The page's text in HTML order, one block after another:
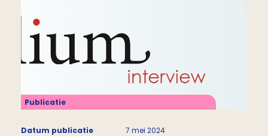
Publicatie
Datum publicatie
7 mei 2024